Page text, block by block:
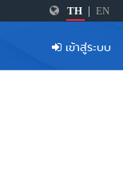
TH EN
เข้าสู่ระบบ